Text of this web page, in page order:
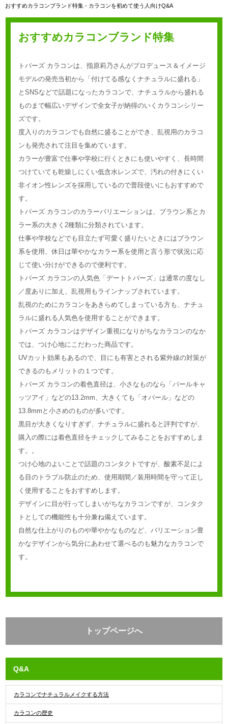
おすすめカラコンブランド特集 - カラコンを初めて使う人向けQ&A
おすすめカラコンブランド特集
トパーズ カラコンは、指原莉乃さんがプロデュース＆イメージ
モデルの発売当初から「付けてる感なくナチュラルに盛れる」
とSNSなどで話題になったカラコンで、ナチュラルから盛れる
ものまで幅広いデザインで全女子が納得のいくカラコンシリー
ズです。
度入りのカラコンでも自然に盛ることができ、乱視用のカラコ
ンも発売されて注目を集めています。
カラーが豊富で仕事や学校に行くときにも使いやすく、長時間
つけていても乾燥しにくい低含水レンズで、汚れの付きにくい
非イオン性レンズを採用しているので普段使いにもおすすめで
す。
トパーズ カラコンのカラーバリエーションは、ブラウン系とカ
ラー系の大きく2種類に分類されています。
仕事や学校などでも目立たず可愛く盛りたいときにはブラウン
系を使用、休日は華やかなカラー系を使用と言う形で状況に応
じて使い分けができるので便利です。
トパーズ カラコンの人気色「デートトパーズ」は通常の度なし
／度ありに加え、乱視用もラインナップされています。
乱視のためにカラコンをあきらめてしまっている方も、ナチュ
ラルに盛れる人気色を使用することができます。
トパーズ カラコンはデザイン重視になりがちなカラコンのなか
では、つけ心地にこだわった商品です。
UVカット効果もあるので、目にも有害とされる紫外線の対策が
できるのもメリットの１つです。
トパーズ カラコンの着色直径は、小さなものなら「パールキャ
ッツアイ」などの13.2mm、大きくても「オパール」などの
13.8mmと小さめのものが多いです。
黒目が大きくなりすぎず、ナチュラルに盛れると評判ですが、
購入の際には着色直径をチェックしてみることをおすすめしま
す。。
つけ心地のよいことで話題のコンタクトですが、酸素不足によ
る目のトラブル防止のため、使用期間／装用時間を守って正し
く使用することをおすすめします。
デザインに目が行ってしまいがちなカラコンですが、コンタク
トとしての機能性も十分兼ね備えています。
自然な仕上がりのものや華やかなものなど、バリエーション豊
かなデザインから気分にあわせて選べるのも魅力なカラコンで
す。
トップページへ
Q&A
カラコンでナチュラルメイクする方法
カラコンの歴史